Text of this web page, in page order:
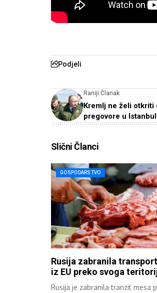
Podjeli
Raniji Članak
Kremlj ne želi otkriti
pregovore u Istanbul
Slični Članci
GOSPODARSTVO
Rusija zabranila
iz EU preko svoga
Rusija je zabranila tranzit mesa